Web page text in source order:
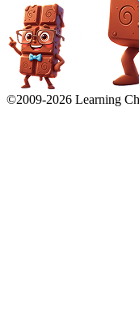
©2009-2026 Learning